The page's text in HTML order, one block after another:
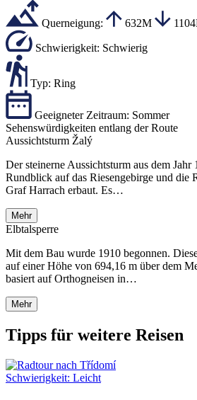
Querneigung: 632M
Schwierigkeit: Schwierig
Typ: Ring
Geeigneter Zeitraum: Sommer
Sehenswürdigkeiten entlang der Route
Aussichtsturm Žalý
Der steinerne Aussichtsturm aus dem Jahr
Rundblick auf das Riesengebirge und die
Graf Harrach erbaut. Es…
Mehr
Elbtalsperre
Mit dem Bau wurde 1910 begonnen.
auf einer Höhe von 694,16 m über dem
basiert auf Orthogneisen in…
Mehr
Tipps für weitere Reisen
Schwierigkeit: Leicht